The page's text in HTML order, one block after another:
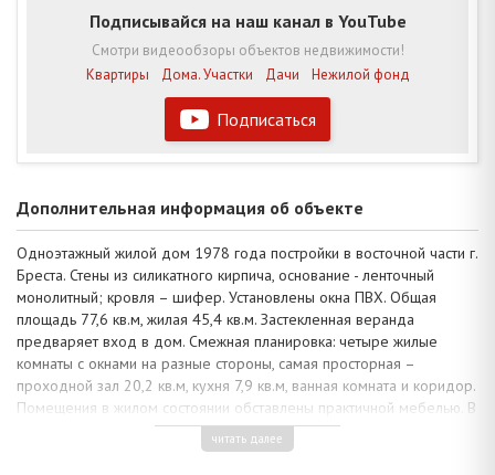
Подписаться
Подписывайся на наш канал в YouTube
Смотри видеообзоры объектов недвижимости!
Квартиры
Дома. Участки Дачи Нежилой фонд
Дополнительная информация об объекте
Одноэтажный жилой дом 1978 года постройки в восточной части г.
Бреста. Стены из силикатного кирпича, основание - ленточный
монолитный; кровля – шифер. Установлены окна ПВХ. Общая
площадь 77,6 кв.м, жилая 45,4 кв.м. Застекленная веранда
предваряет вход в дом. Смежная планировка: четыре жилые
комнаты с окнами на разные стороны, самая просторная –
проходной зал 20,2 кв.м, кухня 7,9 кв.м, ванная комната и коридор.
Помещения в жилом состоянии обставлены практичной мебелью. В
помещениях деревянные полы, высокие потолки 3,00 м окрашены
краской, стены оклеены обоями. Санузел облицован кафельной
читать далее